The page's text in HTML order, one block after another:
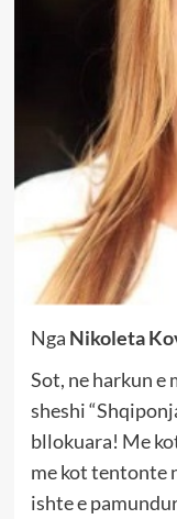
Nga Nikoleta
Sot, ne harkun e
sheshi
bllokuara! Me
me kot tentonte
ishte e